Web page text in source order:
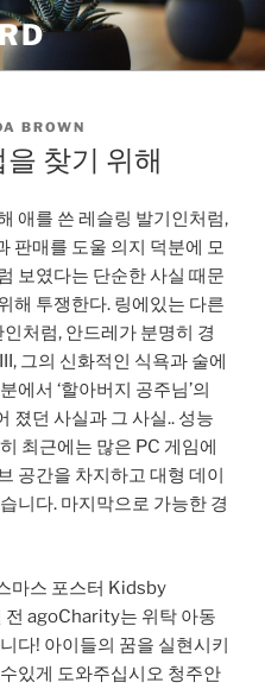
BROWN
찾기 위해
애를 쓴 레슬링 발기인처럼,
판매를 도울 의지 덕분에 모
보였다는 단순한 사실 때문
해 투쟁한다. 링에있는 다른
인처럼, 안드레가 분명히 경
그의 신화적인 식욕과 술에
에서 ‘할아버지 공주님’의
졌던 사실과 그 사실.. 성능
최근에는 많은 PC 게임에
공간을 차지하고 대형 데이
니다. 마지막으로 가능한 경
마스 포스터 Kidsby
agoCharity는 위탁 아동
다! 아이들의 꿈을 실현시키
있게 도와주십시오 청주안